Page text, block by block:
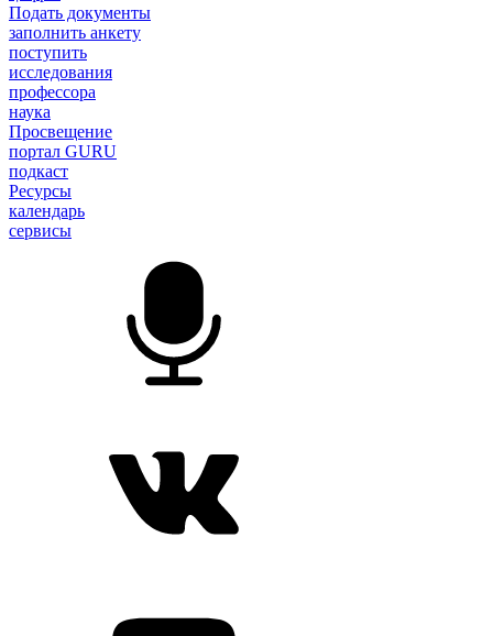
Подать документы
заполнить анкету
поступить
исследования
профессора
наука
Просвещение
портал GURU
подкаст
Ресурсы
календарь
сервисы